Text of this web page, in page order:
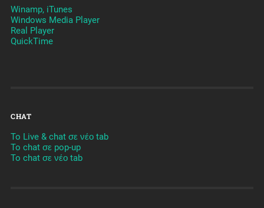
Winamp, iTunes
Windows Media Player
Real Player
QuickTime
CHAT
To Live & chat σε νέο tab
To chat σε pop-up
To chat σε νέο tab